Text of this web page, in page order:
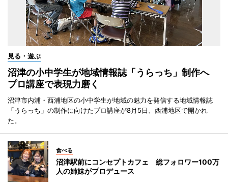
見る・遊ぶ
沼津の小中学生が地域情報誌「うらっち」制作へ
プロ講座で表現力磨く
沼津市内浦・西浦地区の小中学生が地域の魅力を発信する地域情報誌
「うらっち」の制作に向けたプロ講座が8月5日、西浦地区で開かれ
た。
食べる
沼津駅前にコンセプトカフェ 総フォロワー100万
人の姉妹がプロデュース